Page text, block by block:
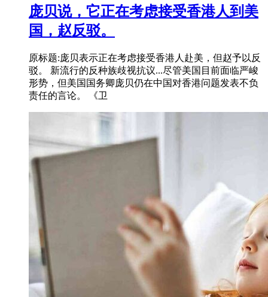
庞贝说，它正在考虑接受香港人到美
国，赵反驳。
原标题:庞贝表示正在考虑接受香港人赴美，但赵予以反
驳。 新流行的反种族歧视抗议...尽管美国目前面临严峻
形势，但美国国务卿庞贝仍在中国对香港问题发表不负
责任的言论。 《卫